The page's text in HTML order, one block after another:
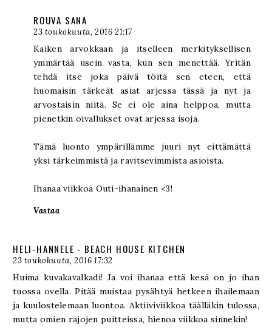
ROUVA SANA
23 toukokuuta, 2016 21:17
Kaiken arvokkaan ja itselleen merkityksellisen
ymmärtää usein vasta, kun sen menettää. Yritän
tehdä itse joka päivä töitä sen eteen, että
huomaisin tärkeät asiat arjessa tässä ja nyt ja
arvostaisin niitä. Se ei ole aina helppoa, mutta
pienetkin oivallukset ovat arjessa isoja.
Tämä luonto ympärillämme juuri nyt eittämättä
yksi tärkeimmistä ja ravitsevimmista asioista.
Ihanaa viikkoa Outi-ihanainen <3!
Vastaa
HELI-HANNELE - BEACH HOUSE KITCHEN
23 toukokuuta, 2016 17:32
Huima kuvakavalkadi! Ja voi ihanaa että kesä on jo ihan
tuossa ovella. Pitää muistaa pysähtyä hetkeen ihailemaan
ja kuulostelemaan luontoa. Aktiiviviikkoa täälläkin tulossa,
mutta omien rajojen puitteissa, hienoa viikkoa sinnekin!